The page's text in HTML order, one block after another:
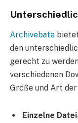
Archivebate
den
gerecht zu
verschiedenen
Größe und Art der
Einzelne